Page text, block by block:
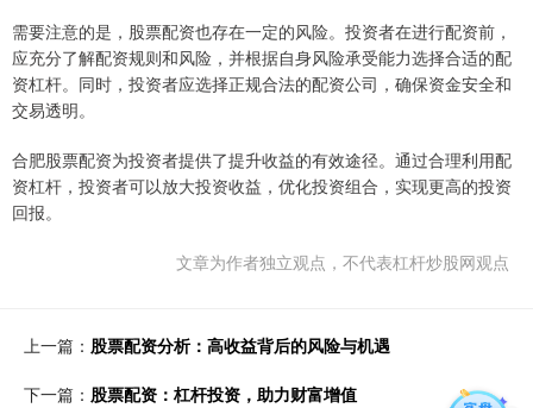
需要注意的是，股票配资也存在一定的风险。投资者在进行配资前，
应充分了解配资规则和风险，并根据自身风险承受能力选择合适的配
资杠杆。同时，投资者应选择正规合法的配资公司，确保资金安全和
交易透明。
合肥股票配资为投资者提供了提升收益的有效途径。通过合理利用配
资杠杆，投资者可以放大投资收益，优化投资组合，实现更高的投资
回报。
文章为作者独立观点，不代表杠杆炒股网观点
上一篇： 股票配资分析：高收益背后的风险与机遇
下一篇： 股票配资：杠杆投资，助力财富增值